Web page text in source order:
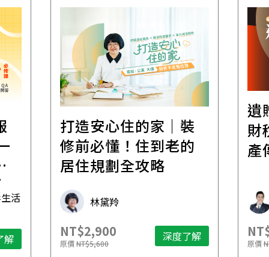
活
解
打造安心住的家｜裝
修前必懂！住到老的
居住規劃全攻略
林黛羚
NT$2,900
原價NT$5,600 深度了解
遺
財
產
原價